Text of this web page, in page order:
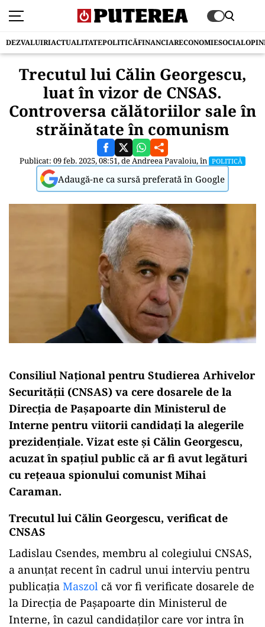
DEZVALUIRIACTUALITATEPOLITICĂFINANCIARECONOMIESOCIAL
Trecutul lui Călin Georgescu,
luat în vizor de CNSAS.
Controversa călătoriilor sale în
străinătate în comunism
Publicat: 09 feb. 2025, 08:51, deAndreea Pavaloiu, în POLITICĂ
Adaugă-ne ca sursă preferată în Google
Consiliul Național pentru Studierea Arhivelor
Securității (CNSAS) va cere dosarele de la
Direcția de Pașapoarte din Ministerul de
Interne pentru viitorii candidați la alegerile
prezidențiale. Vizat este și Călin Georgescu,
acuzat în spațiul public că ar fi avut legături
cu rețeaua spionului comunist Mihai
Caraman.
Trecutul lui Călin Georgescu, verificat de
CNSAS
Ladislau Csendes, membru al colegiului CNSAS,
a anunțat recent în cadrul unui interviu pentru
publicația Maszol că vor fi verificate dosarele de
la Direcția de Pașapoarte din Ministerul de
Interne, în cazul candidaților care vor intra în